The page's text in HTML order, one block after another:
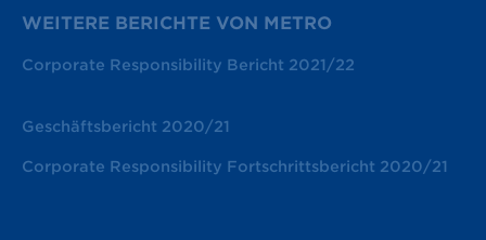
WEITERE BERICHTE VON METRO
Corporate Responsibility Bericht 2021/22
Geschäftsbericht 2020/21
Corporate Responsibility Fortschrittsbericht 2020/21